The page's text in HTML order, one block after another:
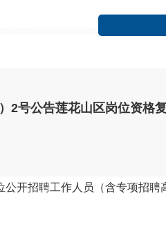
2号公告莲花山区岗位资格
开招聘工作人员（含专项招聘